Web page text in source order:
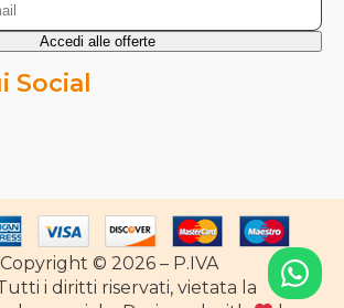
Social
© 2026 – P.IVA
i diritti riservati, vietata la